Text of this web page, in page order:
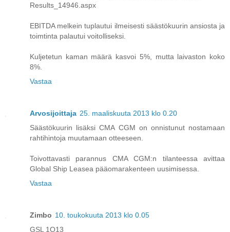
Results_14946.aspx
EBITDA melkein tuplautui ilmeisesti säästökuurin ansiosta ja
toimtinta palautui voitolliseksi.
Kuljetetun kaman määrä kasvoi 5%, mutta laivaston koko
8%.
Vastaa
Arvosijoittaja 25. maaliskuuta 2013 klo 0.20
Säästökuurin lisäksi CMA CGM on onnistunut nostamaan
rahtihintoja muutamaan otteeseen.
Toivottavasti parannus CMA CGM:n tilanteessa avittaa
Global Ship Leasea pääomarakenteen uusimisessa.
Vastaa
Zimbo 10. toukokuuta 2013 klo 0.05
GSL 1Q13